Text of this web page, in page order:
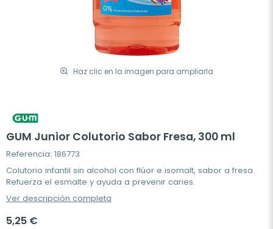
Haz clic en la imagen para ampliarla
GUM Junior Colutorio Sabor Fresa, 300 ml
Referencia: 186773
Colutorio infantil sin alcohol con flúor e isomalt, sabor a fresa.
Refuerza el esmalte y ayuda a prevenir caries.
Ver descripción completa
5,25 €